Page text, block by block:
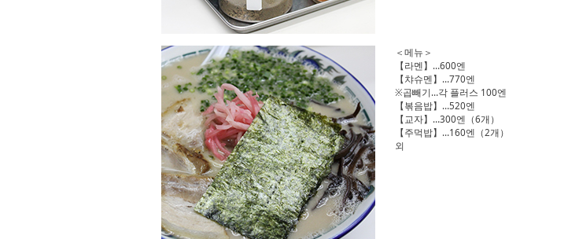
＜메뉴＞
【라멘】…600엔
【챠슈멘】…770엔
※곱빼기…각 플러스 100엔
【볶음밥】…520엔
【교자】…300엔（6개）
【주먹밥】…160엔（2개）
외